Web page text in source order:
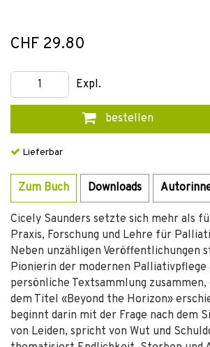
CHF 29.80
Expl.
bestellen
Lieferbar
Zum Buch Downloads
Cicely Saunders setzte sich mehr als
Praxis, Forschung und Lehre für
Neben unzähligen Veröffentlichungen
Pionierin der modernen Palliativpflege
persönliche Textsammlung
dem Titel «Beyond the Horizon»
beginnt darin mit der Frage nach dem
von Leiden, spricht von Wut und